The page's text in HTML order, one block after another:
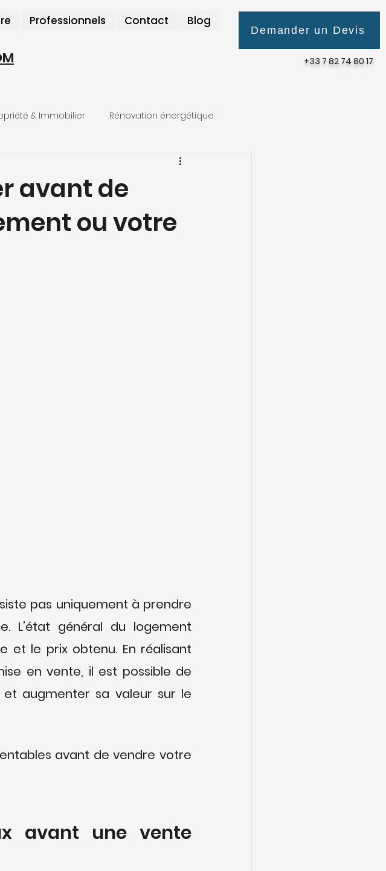
Professionnels Contact Blog
Demander un Devis
+33 7 82 74 80 17
& Immobilier Rénovation énergétique
avant de
ou votre
pas uniquement à prendre
L’état général du logement
et le prix obtenu. En réalisant
en vente, il est possible de
et augmenter sa valeur sur le
avant de vendre votre
avant une vente